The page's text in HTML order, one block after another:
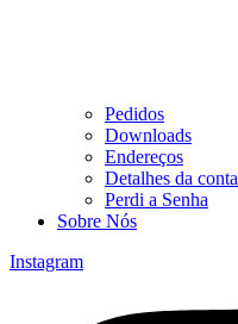
Pedidos
Downloads
Endereços
Detalhes da conta
Perdi a Senha
Sobre Nós
Instagram